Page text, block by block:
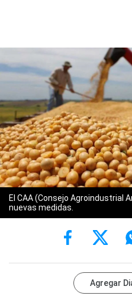
El CAA (Consejo Agroindustrial
nuevas medidas.
Agregar